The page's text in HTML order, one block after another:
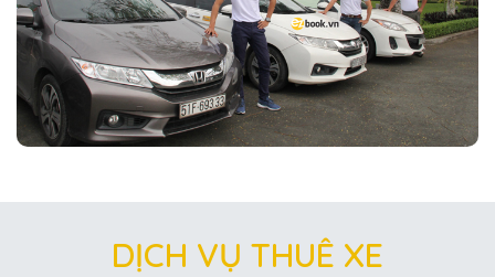
DỊCH VỤ THUÊ XE